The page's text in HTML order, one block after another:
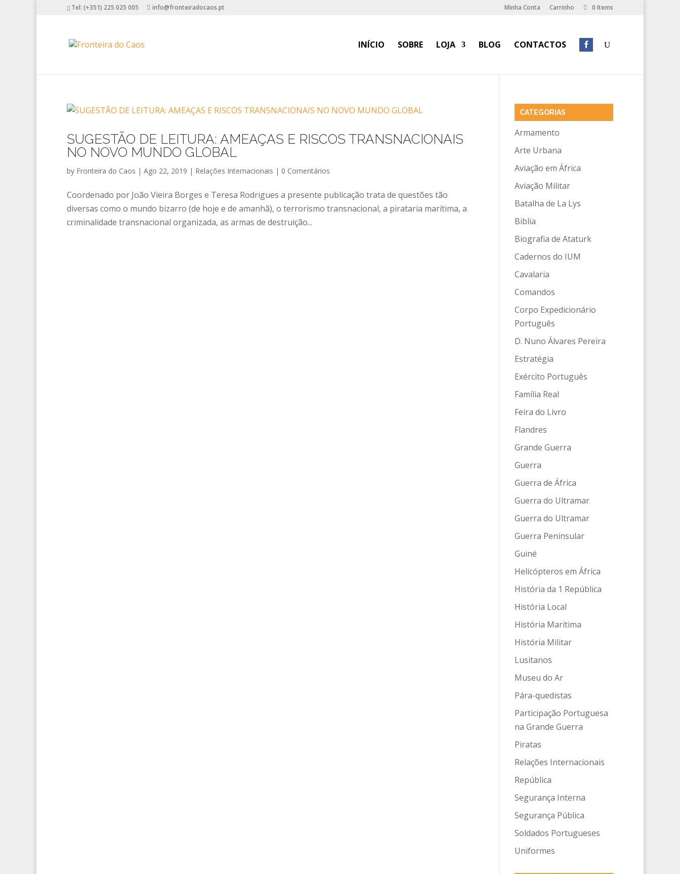
Tel: (+351) 225 025 005 info@fronteiradocaos.pt Minha Conta Carrinho 0 Items
INÍCIO SOBRE LOJA BLOG CONTACTOS
SUGESTÃO DE LEITURA: AMEAÇAS E RISCOS TRANSNACIONAIS
NO NOVO MUNDO GLOBAL
by Fronteira do Caos | Ago 22, 2019 | Relações Internacionais | 0 Comentários
Coordenado por João Vieira Borges e Teresa Rodrigues a presente publicação trata de questões tão
diversas como o mundo bizarro (de hoje e de amanhã), o terrorismo transnacional, a pirataria marítima, a
criminalidade transnacional organizada, as armas de destruição...
CATEGORIAS
Armamento
Arte Urbana
Aviação em África
Aviação Militar
Batalha de La Lys
Biblia
Biografia de Ataturk
Cadernos do IUM
Cavalaria
Comandos
Corpo Expedicionário
Português
D. Nuno Álvares Pereira
Estratégia
Exército Português
Família Real
Feira do Livro
Flandres
Grande Guerra
Guerra
Guerra de África
Guerra do Ultramar
Guerra do Ultramar
Guerra Peninsular
Guiné
Helicópteros em África
História da 1 República
História Local
História Marítima
História Militar
Lusitanos
Museu do Ar
Pára-quedistas
Participação Portuguesa
na Grande Guerra
Piratas
Relações Internacionais
República
Segurança Interna
Segurança Pública
Soldados Portugueses
Uniformes